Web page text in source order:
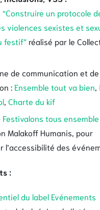
“Construire un protocole
violences sexistes et
festif”réalisé par le
de communication et de
:Ensemble tout va bien
Charte du kif
Festivalons tous ensemble
Malakoff Humanis, pour
l’accessibilité des
:
du label Evénements